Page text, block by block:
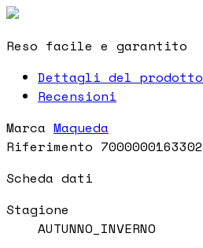
Reso facile e garantito
Dettagli del prodotto
Recensioni
Marca Maqueda
Riferimento 7000000163302
Scheda dati
Stagione
AUTUNNO_INVERNO